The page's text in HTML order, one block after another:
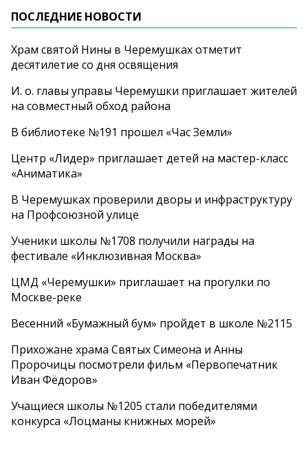
ПОСЛЕДНИЕ НОВОСТИ
Храм святой Нины в Черемушках отметит
десятилетие со дня освящения
И. о. главы управы Черемушки приглашает жителей
на совместный обход района
В библиотеке №191 прошел «Час Земли»
Центр «Лидер» приглашает детей на мастер-класс
«Аниматика»
В Черемушках проверили дворы и инфраструктуру
на Профсоюзной улице
Ученики школы №1708 получили награды на
фестивале «Инклюзивная Москва»
ЦМД «Черемушки» приглашает на прогулки по
Москве-реке
Весенний «Бумажный бум» пройдет в школе №2115
Прихожане храма Святых Симеона и Анны
Пророчицы посмотрели фильм «Первопечатник
Иван Фёдоров»
Учащиеся школы №1205 стали победителями
конкурса «Лоцманы книжных морей»